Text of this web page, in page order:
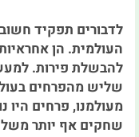
לדבורים תפקיד
העולמית. הן
להבשלת פירות.
שליש מהפרחים
מעולמנו, פרחים היו
שחקים אף יותר משל